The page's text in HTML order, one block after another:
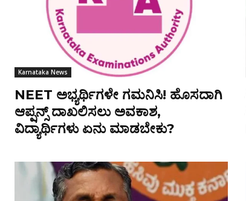
Karnataka News
NEET ಅಭ್ಯರ್ಥಿಗಳೇ ಗಮನಿಸಿ! ಹೊಸದಾಗಿ
ಆಪ್ಷನ್ಸ್ ದಾಖಲಿಸಲು ಅವಕಾಶ,
ವಿದ್ಯಾರ್ಥಿಗಳು ಏನು ಮಾಡಬೇಕು?